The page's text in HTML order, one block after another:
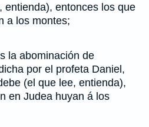
entienda), entonces los que
a los montes;
la abominación de
por el profeta Daniel,
(el que lee, entienda),
en Judea huyan á los